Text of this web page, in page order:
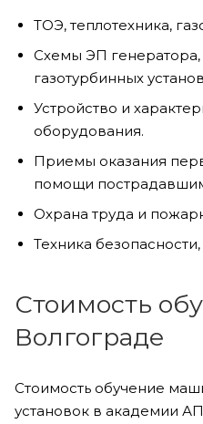
ТОЭ, теплотехника,
Схемы ЭП генератора,
газотурбинных
Устройство и
оборудования.
Приемы оказания
помощи
Охрана труда и
Техника
Стоимость
Волгограде
Стоимость обучение
установок в академии